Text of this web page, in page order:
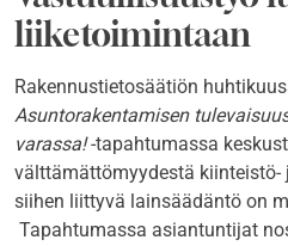
liiketoimintaan
Rakennustietosäätiön
Asuntorakentamisen
varassa!-tapahtumassa
välttämättömyydestä kiinteistö-
siihen liittyvä lainsäädäntö on
Tapahtumassa asiantuntijat